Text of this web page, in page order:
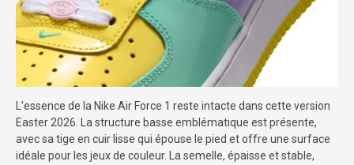
L’essence de la Nike Air Force 1 reste intacte dans cette version
Easter 2026. La structure basse emblématique est présente,
avec sa tige en cuir lisse qui épouse le pied et offre une surface
idéale pour les jeux de couleur. La semelle, épaisse et stable,